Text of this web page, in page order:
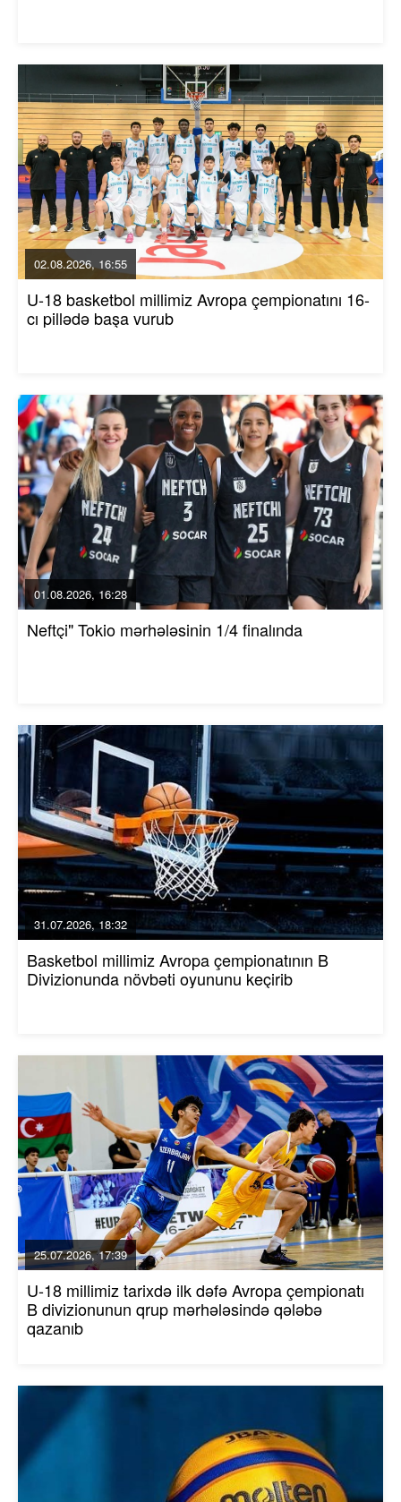
02.08.2026, 16:55
U-18 basketbol millimiz Avropa çempionatını 16-
cı pillədə başa vurub
01.08.2026, 16:28
Neftçi" Tokio mərhələsinin 1/4 finalında
31.07.2026, 18:32
Basketbol millimiz Avropa çempionatının B
Divizionunda növbəti oyununu keçirib
25.07.2026, 17:39
U-18 millimiz tarixdə ilk dəfə Avropa çempionatı
B divizionunun qrup mərhələsində qələbə
qazanıb